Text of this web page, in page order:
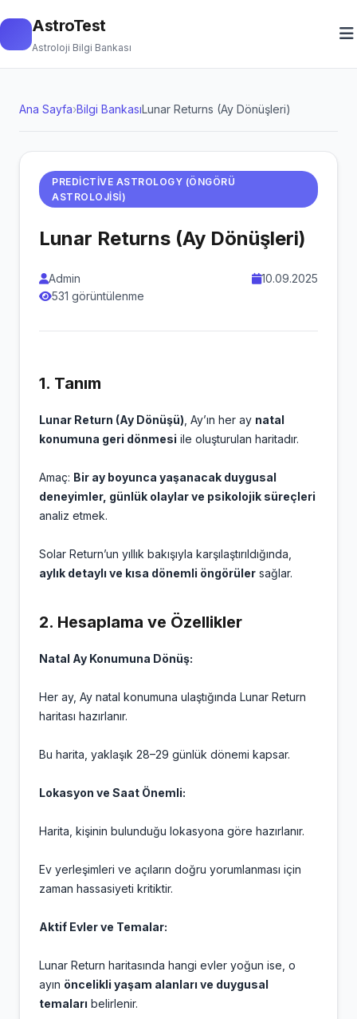
AstroTest
Astroloji Bilgi Bankası
Ana Sayfa›Bilgi BankasıLunar Returns (Ay Dönüşleri)
PREDICTIVE ASTROLOGY (ÖNGÖRÜ
ASTROLOJISI)
Lunar Returns (Ay Dönüşleri)
Admin
10.09.2025
531 görüntülenme
1. Tanım
Lunar Return (Ay Dönüşü) , Ay’ın her ay natal
konumuna geri dönmesi ile oluşturulan haritadır.
Amaç: Bir ay boyunca yaşanacak duygusal
deneyimler, günlük olaylar ve psikolojik süreçleri
analiz etmek.
Solar Return’un yıllık bakışıyla karşılaştırıldığında,
aylık detaylı ve kısa dönemli öngörüler sağlar.
2. Hesaplama ve Özellikler
Natal Ay Konumuna Dönüş:
Her ay, Ay natal konumuna ulaştığında Lunar Return
haritası hazırlanır.
Bu harita, yaklaşık 28–29 günlük dönemi kapsar.
Lokasyon ve Saat Önemli:
Harita, kişinin bulunduğu lokasyona göre hazırlanır.
Ev yerleşimleri ve açıların doğru yorumlanması için
zaman hassasiyeti kritiktir.
Aktif Evler ve Temalar:
Lunar Return haritasında hangi evler yoğun ise, o
ayın öncelikli yaşam alanları ve duygusal
temaları belirlenir.